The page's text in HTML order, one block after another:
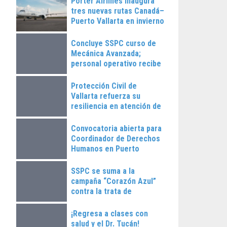
tres nuevas rutas Canadá–
Puerto Vallarta en invierno
Concluye SSPC curso de
Mecánica Avanzada;
personal operativo recibe
Protección Civil de
Vallarta refuerza su
resiliencia en atención de
Convocatoria abierta para
Coordinador de Derechos
Humanos en Puerto
SSPC se suma a la
campaña “Corazón Azul”
contra la trata de
¡Regresa a clases con
salud y el Dr. Tucán!